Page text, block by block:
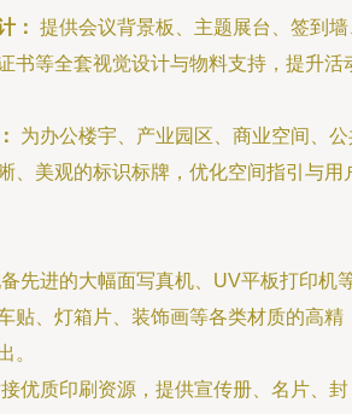
： 提供会议背景板、主题展台、签到墙
书等全套视觉设计与物料支持，提升活
为办公楼宇、产业园区、商业空间、公
、美观的标识标牌，优化空间指引与用
先进的大幅面写真机、UV平板打印机
贴、灯箱片、装饰画等各类材质的高精
。
优质印刷资源，提供宣传册、名片、封